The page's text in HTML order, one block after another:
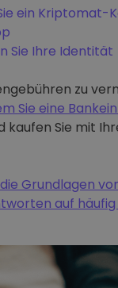
ein Kriptomat-
Sie Ihre Identität
zu
Sie eine
kaufen Sie mit
Grundlagen
auf